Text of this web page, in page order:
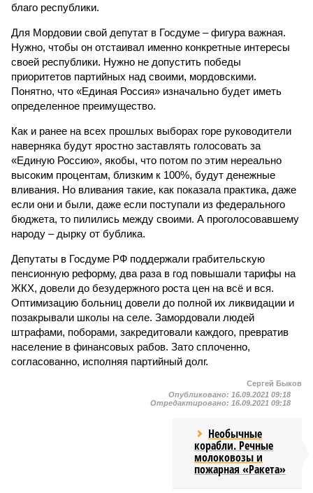
благо республики.
Для Мордовии свой депутат в Госдуме – фигура важная.
Нужно, чтобы он отстаивал именно конкретные интересы
своей республики. Нужно не допустить победы
приоритетов партийных над своими, мордовскими.
Понятно, что «Единая Россия» изначально будет иметь
определенное преимущество.
Как и ранее на всех прошлых выборах горе руководители
наверняка будут яростно заставлять голосовать за
«Единую Россию», якобы, что потом по этим нереально
высоким процентам, близким к 100%, будут денежные
вливания. Но вливания такие, как показала практика, даже
если они и были, даже если поступали из федерального
бюджета, то пилились между своими. А проголосовавшему
народу – дырку от бублика.
Депутаты в Госдуме РФ поддержали грабительскую
пенсионную реформу, два раза в год повышали тарифы на
ЖКХ, довели до безудержного роста цен на всё и вся.
Оптимизацию больниц довели до полной их ликвидации и
позакрывали школы на селе. Замордовали людей
штрафами, поборами, закредитовали каждого, превратив
население в финансовых рабов. Зато сплоченно,
согласованно, исполняя партийный долг.
Сергей Быков
Опубликовано: 16.09.2021 09:18
Отредактировано: 16.09.2021 09:18
Необычные
корабли. Речные
молоковозы и
пожарная «Ракета»